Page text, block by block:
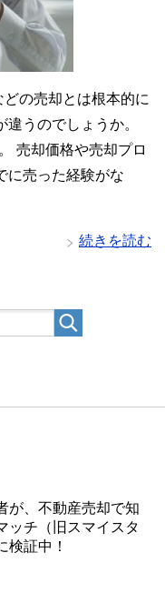
の売却とは根本的に
うのでしょうか。
売却価格や売却プロ
に売った経験がな
続きを読む
が、不動産売却で知
ッチ（旧スマイスタ
検証中！